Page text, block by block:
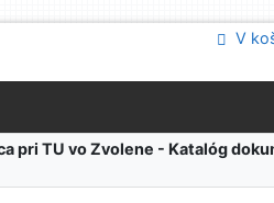
V
pri TU vo Zvolene - Katalóg